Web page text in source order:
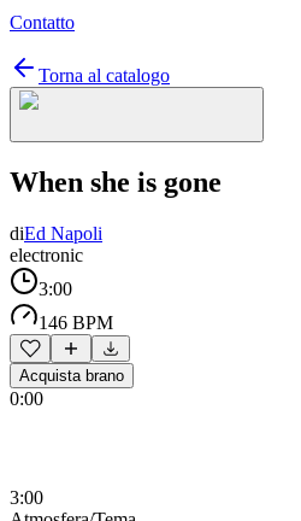
Contatto
Torna al catalogo
When she is gone
diEd Napoli
electronic
3:00
146 BPM
Acquista brano
0:00
3:00